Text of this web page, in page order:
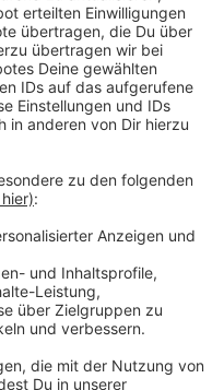
leisten?
P Albert
Ecken und Enden.
sich wieder
und Ersatzteilen